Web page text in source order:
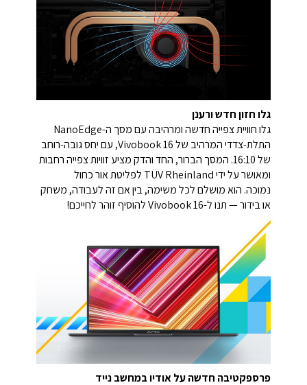
גלו חזון חדש ורענן
גלו חוויית צפייה חדשה ומרהיבה עם מסך ה-NanoEdge
התלת-צדדי המרהיב של Vivobook 16, עם יחס גובה-רוחב
של 16:10. המסך הברור, החד והדק מציע זוויות צפייה רחבות
ומאושר על ידי TÜV Rheinland לפליטת אור כחול
נמוכה. הוא מושלם לכל משימה, בין אם זה לעבודה, משחק
או בידור — תנו ל-Vivobook 16 להוסיף זוהר לחייכם!
פרספקטיבה חדשה על אודיו במחשב נייד